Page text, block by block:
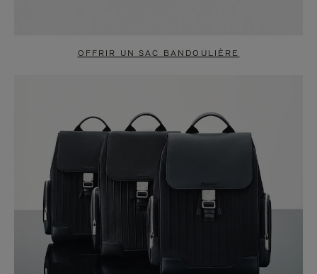
OFFRIR UN SAC BANDOULIÈRE